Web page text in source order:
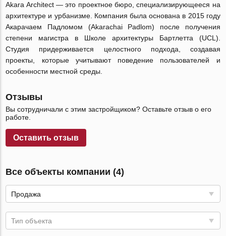
Akara Architect — это проектное бюро, специализирующееся на
архитектуре и урбанизме. Компания была основана в 2015 году
Акарачаем Падломом (Akarachai Padlom) после получения
степени магистра в Школе архитектуры Бартлетта (UCL).
Студия придерживается целостного подхода, создавая
проекты, которые учитывают поведение пользователей и
особенности местной среды.
Отзывы
Вы сотрудничали с этим застройщиком? Оставьте отзыв о его
работе.
Оставить отзыв
Все объекты компании (4)
Продажа
Тип объекта